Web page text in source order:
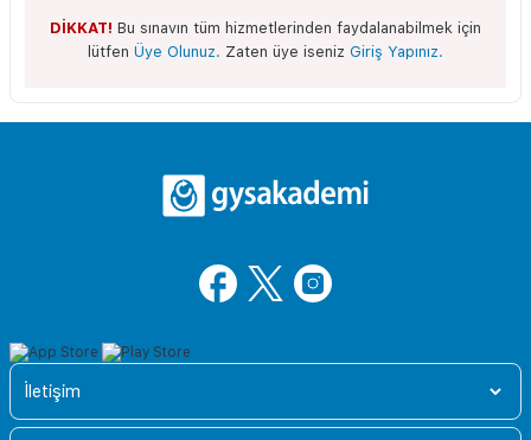
DİKKAT! Bu sınavın tüm hizmetlerinden faydalanabilmek için
lütfen Üye Olunuz. Zaten üye iseniz Giriş Yapınız.
İletişim